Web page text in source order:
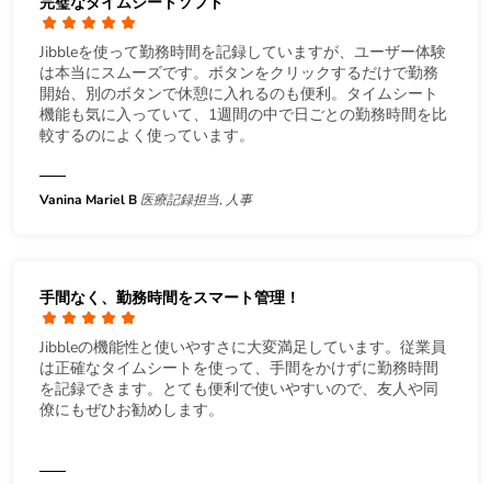
Jibbleを使って勤務時間を記録していますが、ユーザー体験
は本当にスムーズです。ボタンをクリックするだけで勤務
開始、別のボタンで休憩に入れるのも便利。タイムシート
機能も気に入っていて、1週間の中で日ごとの勤務時間を比
較するのによく使っています。
Vanina Mariel B 医療記録担当, 人事
手間なく、勤務時間をスマート管理！
Jibbleの機能性と使いやすさに大変満足しています。従業員
は正確なタイムシートを使って、手間をかけずに勤務時間
を記録できます。とても便利で使いやすいので、友人や同
僚にもぜひお勧めします。